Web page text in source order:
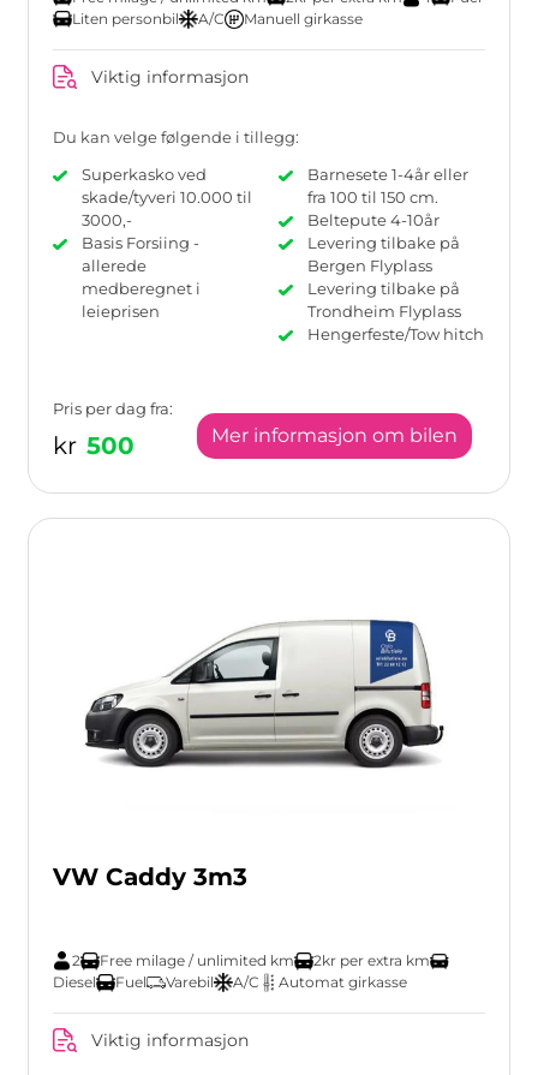
Liten personbil
A/C Manuell girkasse
Viktig informasjon
Du kan velge følgende i tillegg:
Superkasko ved
skade/tyveri 10.000 til
3000,-
Basis Forsiing -
allerede
medberegnet i
leieprisen
Barnesete 1-4år eller
fra 100 til 150 cm.
Beltepute 4-10år
Levering tilbake på
Bergen Flyplass
Levering tilbake på
Trondheim Flyplass
Hengerfeste/Tow hitch
Pris per dag fra:
kr 500 Mer informasjon om bilen
VW Caddy 3m3
2 Free milage / unlimited km
2kr per extra km
Diesel
Fuel Varebil A/C Automat girkasse
Viktig informasjon